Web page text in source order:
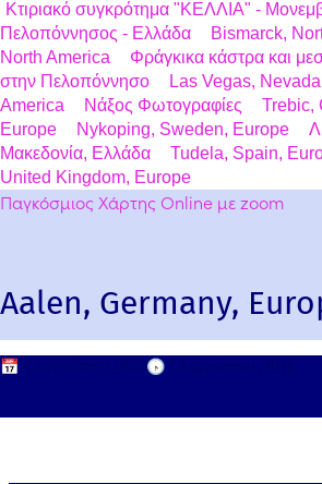
Κτιριακό συγκρότημα "ΚΕΛΛΙΑ" -
Πελοπόννησος - Ελλάδα
Bismarck,
North America
Φράγκικα κάστρα και
στην Πελοπόννησο
Las Vegas,
America
Νάξος Φωτογραφίες
Trebic,
Europe
Nykoping, Sweden, Europe
Μακεδονία, Ελλάδα
Tudela, Spain,
United Kingdom, Europe
Παγκόσμιος Χάρτης Online με zoom
Aalen, Germany,
📅 🕟